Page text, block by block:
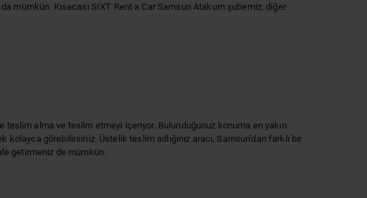
mümkün. Kısacası SIXT Rent a Car Samsun Atakum şubemiz, diğer
alma ve teslim etmeyi içeriyor. Bulunduğunuz konuma en yakın
görebilirsiniz. Üstelik teslim adlığınız aracı, Samsun'dan farklı bir
getirmeniz de mümkün.